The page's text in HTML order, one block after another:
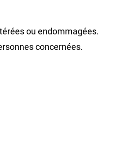
ou endommagées.
concernées.